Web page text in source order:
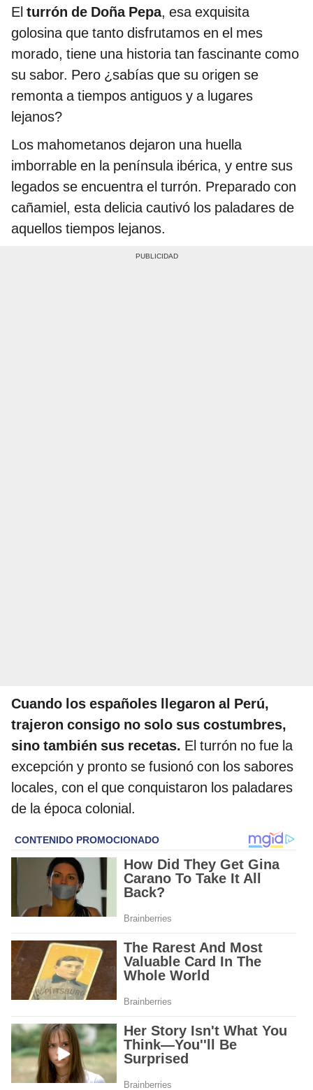
El turrón de Doña Pepa, esa exquisita
golosina que tanto disfrutamos en el mes
morado, tiene una historia tan fascinante como
su sabor. Pero ¿sabías que su origen se
remonta a tiempos antiguos y a lugares
lejanos?
Los mahometanos dejaron una huella
imborrable en la península ibérica, y entre sus
legados se encuentra el turrón. Preparado con
cañamiel, esta delicia cautivó los paladares de
aquellos tiempos lejanos.
Cuando los españoles llegaron al Perú,
trajeron consigo no solo sus costumbres,
sino también sus recetas. El turrón no fue la
excepción y pronto se fusionó con los sabores
locales, con el que conquistaron los paladares
de la época colonial.